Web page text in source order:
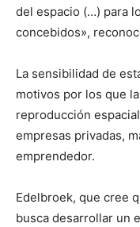
del espacio (…) para
concebidos»,
La sensibilidad de
motivos por los que
reproducción
empresas privadas,
emprendedor.
Edelbroek, que cree
busca desarrollar un